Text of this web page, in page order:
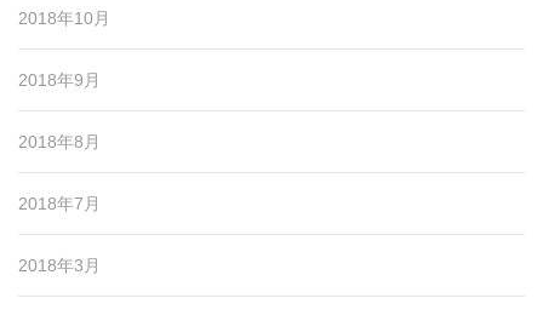
2018年10月
2018年9月
2018年8月
2018年7月
2018年3月